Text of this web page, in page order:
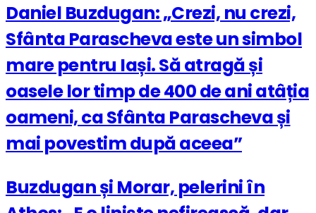
Daniel Buzdugan: „Crezi, nu crezi,
Sfânta Parascheva este un simbol
mare pentru Iași. Să atragă și
oasele lor timp de 400 de ani atâția
oameni, ca Sfânta Parascheva și
mai povestim după aceea”
Buzdugan și Morar, pelerini în